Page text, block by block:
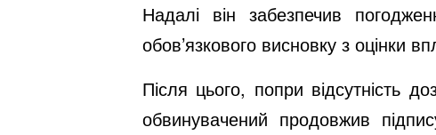
Надалі він забезпечив
обов’язкового висновку з оцінки
Після цього, попри відсутність
обвинувачений продовжив